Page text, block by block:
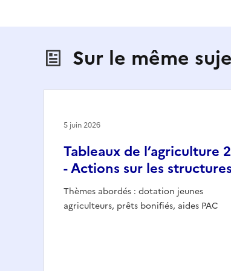
Sur le même
Tableaux de l’agriculture
- Actions sur les structures
Thèmes abordés : dotation jeunes
agriculteurs, prêts bonifiés, aides PAC
5 juin 2026